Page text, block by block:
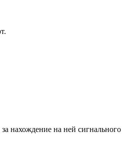
нахождение на ней сигнального